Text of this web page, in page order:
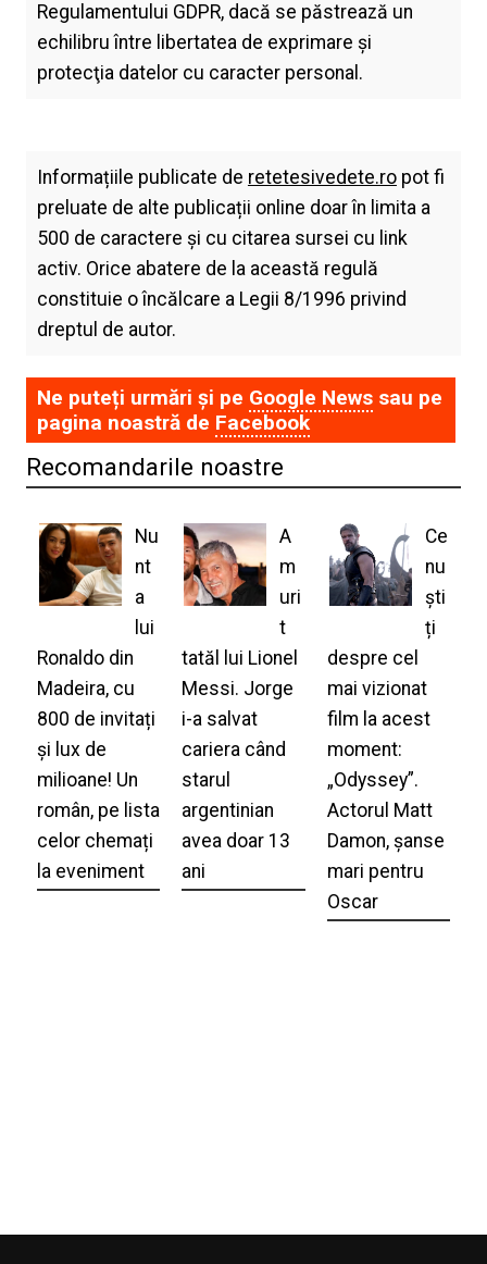
Regulamentului GDPR, dacă se păstrează un
echilibru între libertatea de exprimare şi
protecţia datelor cu caracter personal.
Informațiile publicate de retetesivedete.ropot fi
preluate de alte publicații online doar în limita a
500 de caractere și cu citarea sursei cu link
activ. Orice abatere de la această regulă
constituie o încălcare a Legii 8/1996 privind
dreptul de autor.
Ne puteți urmări și pe Google Newssau pe
pagina noastră de Facebook
Recomandarile noastre
Nu
nt
a
lui
Ronaldo din
Madeira, cu
800 de invitați
și lux de
milioane! Un
român, pe lista
celor chemați
la eveniment
A
m
uri
t
tatăl lui Lionel
Messi. Jorge
i-a salvat
cariera când
starul
argentinian
avea doar 13
ani
Ce
nu
ști
ți
despre cel
mai vizionat
film la acest
moment:
„Odyssey”.
Actorul Matt
Damon, șanse
mari pentru
Oscar